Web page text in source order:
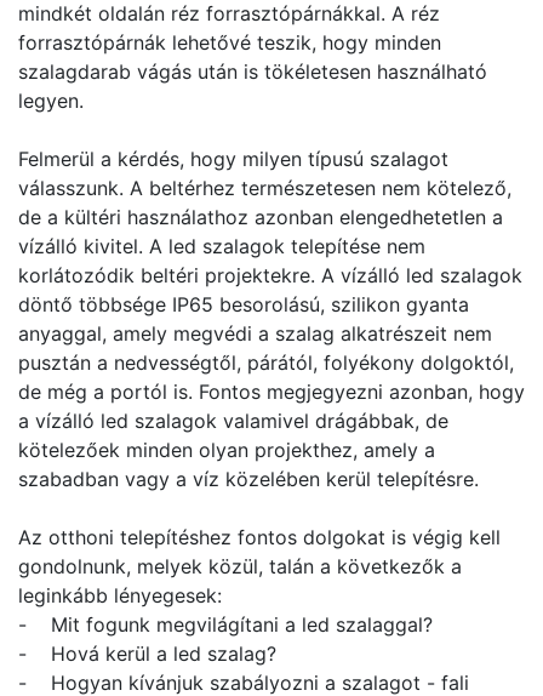
mindkét oldalán réz forrasztópárnákkal. A réz
forrasztópárnák lehetővé teszik, hogy minden
szalagdarab vágás után is tökéletesen használható
legyen.
Felmerül a kérdés, hogy milyen típusú szalagot
válasszunk. A beltérhez természetesen nem kötelező,
de a kültéri használathoz azonban elengedhetetlen a
vízálló kivitel. A led szalagok telepítése nem
korlátozódik beltéri projektekre. A vízálló led szalagok
döntő többsége IP65 besorolású, szilikon gyanta
anyaggal, amely megvédi a szalag alkatrészeit nem
pusztán a nedvességtől, párától, folyékony dolgoktól,
de még a portól is. Fontos megjegyezni azonban, hogy
a vízálló led szalagok valamivel drágábbak, de
kötelezőek minden olyan projekthez, amely a
szabadban vagy a víz közelében kerül telepítésre.
Az otthoni telepítéshez fontos dolgokat is végig kell
gondolnunk, melyek közül, talán a következők a
leginkább lényegesek:
- Mit fogunk megvilágítani a led szalaggal?
- Hová kerül a led szalag?
- Hogyan kívánjuk szabályozni a szalagot - fali